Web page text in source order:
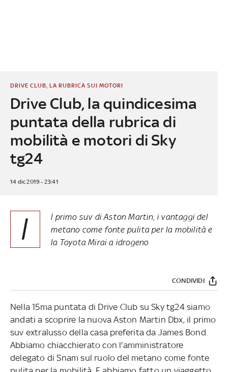
Drive Club, la quindicesima
puntata della rubrica di
mobilità e motori di Sky
tg24
DRIVE CLUB, LA RUBRICA SUI MOTORI
14 dic 2019 - 23:41
I
l primo suv di Aston Martin, i vantaggi del
metano come fonte pulita per la mobilità e
la Toyota Mirai a idrogeno
CONDIVIDI
Nella 15ma puntata di Drive Club su Sky tg24 siamo
andati a scoprire la nuova Aston Martin Dbx, il primo
suv extralusso della casa preferita da James Bond.
Abbiamo chiacchierato con l'amministratore
delegato di Snam sul ruolo del metano come fonte